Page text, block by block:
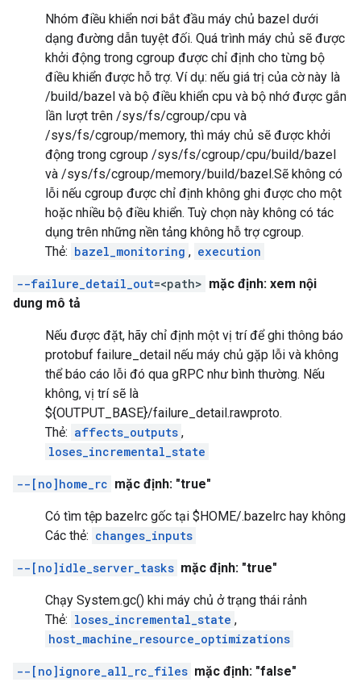
Nhóm điều khiển nơi bắt đầu máy chủ bazel dưới
dạng đường dẫn tuyệt đối. Quá trình máy chủ sẽ được
khởi động trong cgroup được chỉ định cho từng bộ
điều khiển được hỗ trợ. Ví dụ: nếu giá trị của cờ này là
/build/bazel và bộ điều khiển cpu và bộ nhớ được gắn
lần lượt trên /sys/fs/cgroup/cpu và
/sys/fs/cgroup/memory, thì máy chủ sẽ được khởi
động trong cgroup /sys/fs/cgroup/cpu/build/bazel
và /sys/fs/cgroup/memory/build/bazel.Sẽ không có
lỗi nếu cgroup được chỉ định không ghi được cho một
hoặc nhiều bộ điều khiển. Tuỳ chọn này không có tác
dụng trên những nền tảng không hỗ trợ cgroup.
Thẻ: bazel_monitoring , execution
--failure_detail_out=<path> mặc định: xem nội
dung mô tả
Nếu được đặt, hãy chỉ định một vị trí để ghi thông báo
protobuf failure_detail nếu máy chủ gặp lỗi và không
thể báo cáo lỗi đó qua gRPC như bình thường. Nếu
không, vị trí sẽ là
${OUTPUT_BASE}/failure_detail.rawproto.
Thẻ: affects_outputs ,
loses_incremental_state
--[no]home_rc mặc định: "true"
Có tìm tệp bazelrc gốc tại $HOME/.bazelrc hay không
Các thẻ: changes_inputs
--[no]idle_server_tasks mặc định: "true"
Chạy System.gc() khi máy chủ ở trạng thái rảnh
Thẻ: loses_incremental_state ,
host_machine_resource_optimizations
--[no]ignore_all_rc_files mặc định: "false"